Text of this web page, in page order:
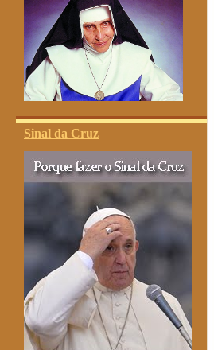
Sinal da Cruz